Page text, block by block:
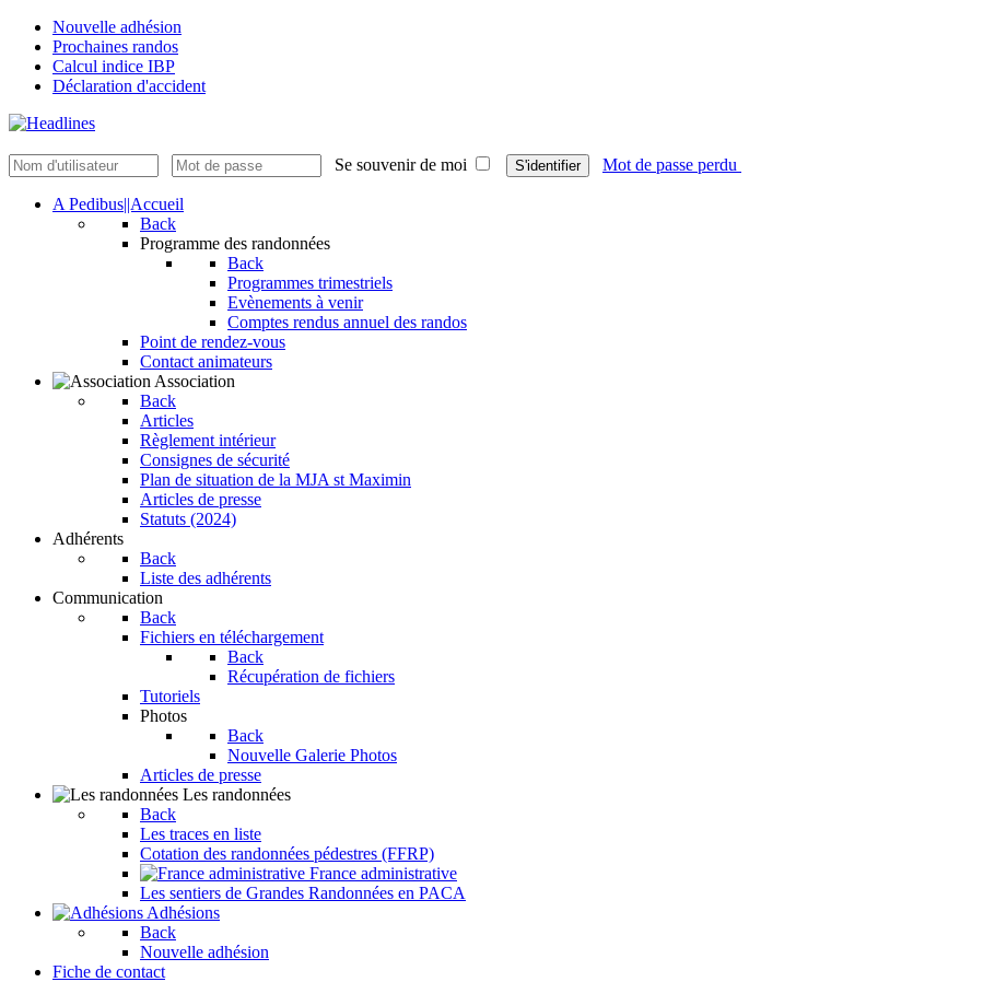
Nouvelle adhésion
Prochaines randos
Calcul indice IBP
Déclaration d'accident
Se souvenir de moi S'identifier Mot de passe perdu
A Pedibus||Accueil
Back
Programme des randonnées
Back
Programmes trimestriels
Evènements à venir
Comptes rendus annuel des randos
Point de rendez-vous
Contact animateurs
Association
Back
Articles
Règlement intérieur
Consignes de sécurité
Plan de situation de la MJA st Maximin
Articles de presse
Statuts (2024)
Adhérents
Back
Liste des adhérents
Communication
Back
Fichiers en téléchargement
Back
Récupération de fichiers
Tutoriels
Photos
Back
Nouvelle Galerie Photos
Articles de presse
Les randonnées
Back
Les traces en liste
Cotation des randonnées pédestres (FFRP)
France administrative
Les sentiers de Grandes Randonnées en PACA
Adhésions
Back
Nouvelle adhésion
Fiche de contact